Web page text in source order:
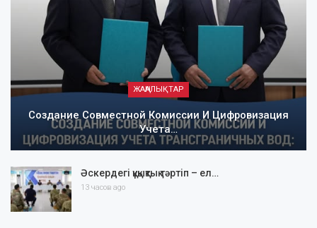
ЖАҢАЛЫҚТАР
Создание Совместной Комиссии И Цифровизация
Учета…
Әскердегі құқықтық тәртіп – ел…
13 часов ago